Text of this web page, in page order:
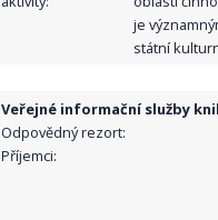
je
státní
Veřejné informační služby
Odpovědný rezort:
Příjemci: